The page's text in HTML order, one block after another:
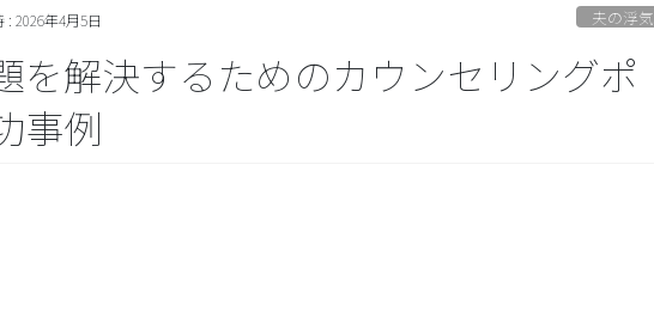
: 2026年4月5日 夫の浮気
を解決するためのカウンセリングポ
事例